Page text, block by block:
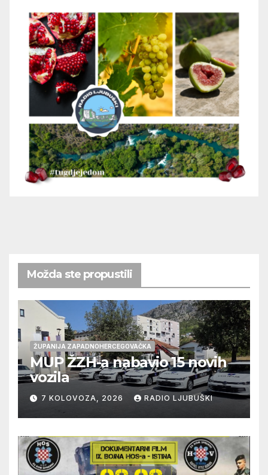
Možda ste propustili
ŽUPANIJA ZAPADNOHERCEGOVAČKA
MUP ŽZH-a nabavio 15 novih
vozila
7 KOLOVOZA, 2026 RADIO LJUBUŠKI